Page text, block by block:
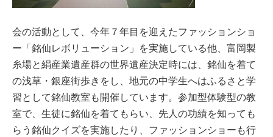
会の活動として、今年７年目を迎えたファッションショ
ー「銘仙レボリューション」を実施している他、富岡製
糸場と絹産業遺産群の世界遺産決定時には、銘仙を着て
の浅草・銀座街歩きをし、地元の中学生へはふるさと学
習として銘仙教室も開催しています。参加型体験型の教
室で、生徒に銘仙を着てもらい、先人の功績を知っても
らう銘仙クイズを実施したり、ファッションショーも行